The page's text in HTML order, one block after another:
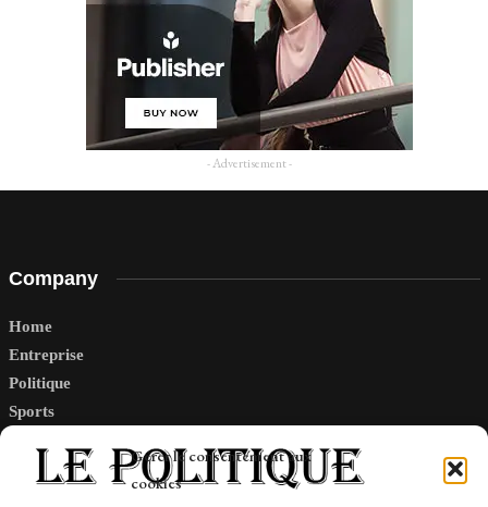
Gérer le consentement aux
cookies
- Advertisement -
Company
Home
Entreprise
Politique
Sports